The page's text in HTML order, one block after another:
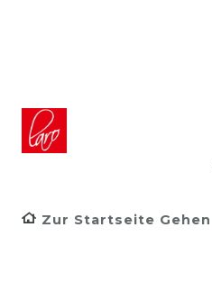
Zur Startseite Gehen